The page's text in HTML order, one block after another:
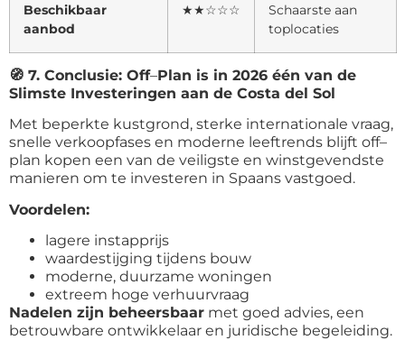
Beschikbaar
aanbod
★★☆☆☆
Schaarste aan
toplocaties
🧭 7. Conclusie: Off–Plan is in 2026 één van de
Slimste Investeringen aan de Costa del Sol
Met beperkte kustgrond, sterke internationale vraag,
snelle verkoopfases en moderne leeftrends blijft off–
plan kopen een van de veiligste en winstgevendste
manieren om te investeren in Spaans vastgoed.
Voordelen:
lagere instapprijs
waardestijging tijdens bouw
moderne, duurzame woningen
extreem hoge verhuurvraag
Nadelen zijn beheersbaar met goed advies, een
betrouwbare ontwikkelaar en juridische begeleiding.